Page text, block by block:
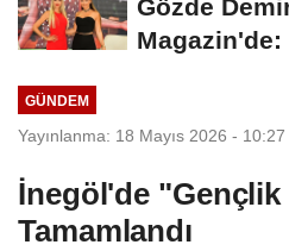
Gözde
GÜNDEM
Yayınlanma: 18 Mayıs 2026 - 10:27
İnegöl'de "Gençlik
Tamamlandı